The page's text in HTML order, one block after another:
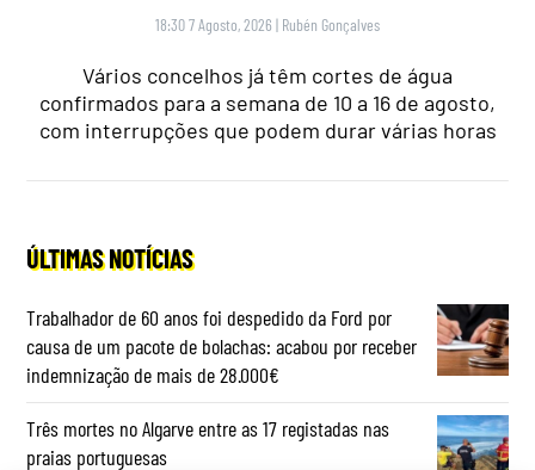
18:30 7 Agosto, 2026 | Rubén Gonçalves
Vários concelhos já têm cortes de água
confirmados para a semana de 10 a 16 de agosto,
com interrupções que podem durar várias horas
ÚLTIMAS NOTÍCIAS
Trabalhador de 60 anos foi despedido da Ford por
causa de um pacote de bolachas: acabou por receber
indemnização de mais de 28.000€
Três mortes no Algarve entre as 17 registadas nas
praias portuguesas